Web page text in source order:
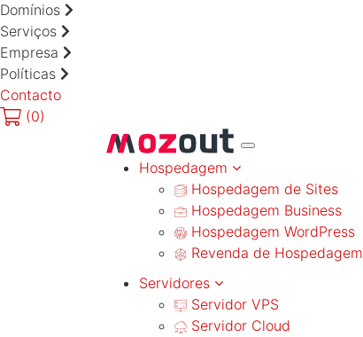
Domínios
Serviços
Empresa
Políticas
Contacto
(0)
Hospedagem
Hospedagem de Sites
Hospedagem Business
Hospedagem WordPress
Revenda de Hospedagem
Servidores
Servidor VPS
Servidor Cloud